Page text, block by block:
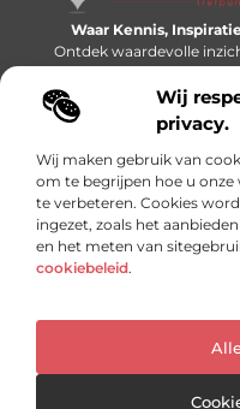
Wij
privacy.
Wij maken gebruik van
om te begrijpen hoe u
te verbeteren. Cookies
ingezet, zoals het
en het meten van
cookiebeleid.
Waar Kennis,
Ontdek waardevolle
wat er
Bericht categorie
Onze informatie
@2025